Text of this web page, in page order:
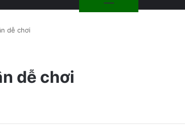
dễ chơi
dễ chơi